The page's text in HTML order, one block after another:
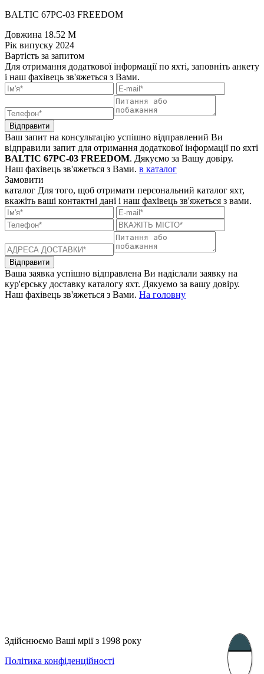
BALTIC 67PC-03 FREEDOM
Довжина 18.52 M
Рік випуску 2024
Вартість за запитом
Для отримання додаткової інформації по яхті, заповніть анкету
і наш фахівець зв'яжеться з Вами.
Відправити
Ваш запит на консультацію успішно відправлений Ви
відправили запит для отримання додаткової інформації по яхті
BALTIC 67PC-03 FREEDOM. Дякуємо за Вашу довіру.
Наш фахівець зв'яжеться з Вами. в каталог
Замовити
каталог Для того, щоб отримати персональний каталог яхт,
вкажіть ваші контактні дані і наш фахівець зв'яжеться з вами.
Відправити
Ваша заявка успішно відправлена Ви надіслали заявку на
кур'єрську доставку каталогу яхт. Дякуємо за вашу довіру.
Наш фахівець зв'яжеться з Вами. На головну
Здійснюємо Ваші мрії з 1998 року
Політика конфіденційності